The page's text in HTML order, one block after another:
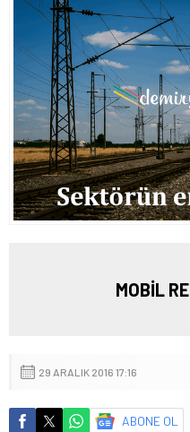
MOBİL
29 ARALIK 2016 17:16
ABONE OL